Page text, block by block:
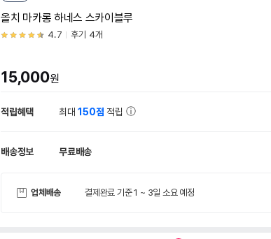
올치 마카롱 하네스 스카이블루
4.7 후기 4개
15,000원
적립혜택 최대150점 적립
배송정보 무료배송
업체배송 결제완료 기준 1 ~ 3일 소요 예정